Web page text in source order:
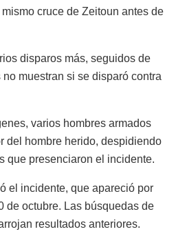
cruce de Zeitoun antes de
disparos más, seguidos de
muestran si se disparó contra
varios hombres armados
del hombre herido, despidiendo
que presenciaron el incidente.
el incidente, que apareció por
de octubre. Las búsquedas de
resultados anteriores.